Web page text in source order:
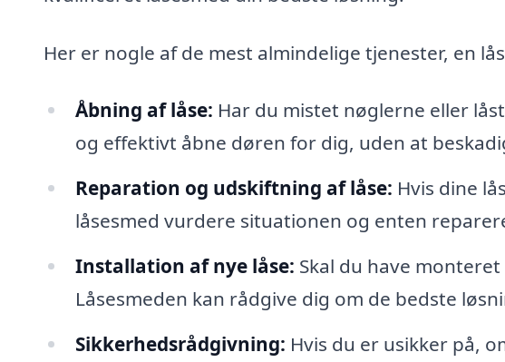
Her er nogle af de mest almindelige tjenester, en
Åbning af låse: Har du mistet nøglerne eller
og effektivt åbne døren for dig, uden at
Reparation og udskiftning af låse: Hvis dine
låsesmed vurdere situationen og enten
Installation af nye låse: Skal du have
Låsesmeden kan rådgive dig om de bedste
Sikkerhedsrådgivning: Hvis du er usikker på,